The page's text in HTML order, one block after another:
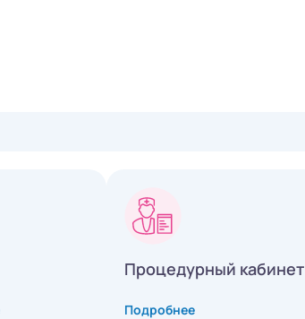
Процедурный кабинет
Подробнее